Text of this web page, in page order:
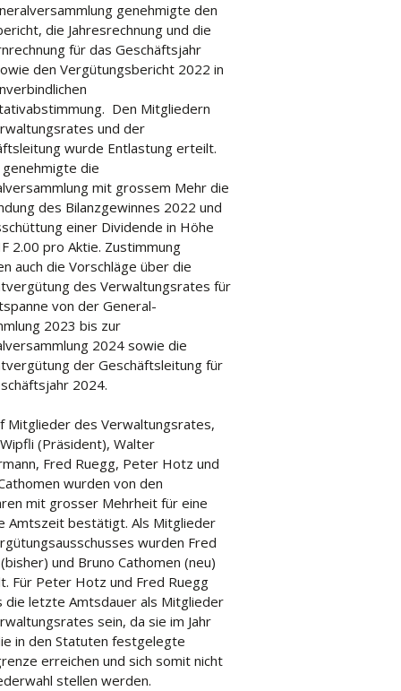
genehmigte den
die Jahresrechnung und die
für das Geschäftsjahr
den Vergütungsbericht 2022 in
Den Mitgliedern
und der
wurde Entlastung erteilt.
die
mit grossem Mehr die
des Bilanzgewinnes 2022 und
einer Dividende in Höhe
2.00 pro Aktie. Zustimmung
auch die Vorschläge über die
des Verwaltungsrates für
von der General-
2023 bis zur
2024 sowie die
der Geschäftsleitung für
2024.
Mitglieder des Verwaltungsrates,
(Präsident), Walter
Fred Ruegg, Peter Hotz und
wurden von den
mit grosser Mehrheit für eine
Amtszeit bestätigt. Als Mitglieder
wurden Fred
und Bruno Cathomen (neu)
Für Peter Hotz und Fred Ruegg
die letzte Amtsdauer als Mitglieder
sein, da sie im Jahr
in den Statuten festgelegte
erreichen und sich somit nicht
stellen werden.